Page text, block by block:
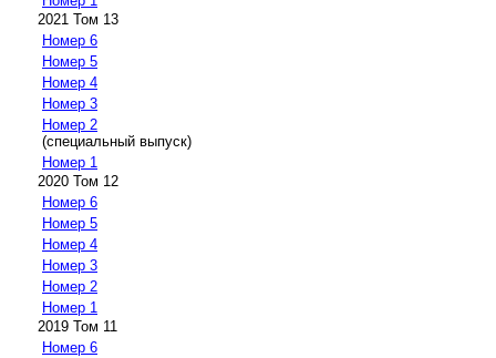
2021 Том 13
Номер 6
Номер 5
Номер 4
Номер 3
Номер 2
(специальный выпуск)
Номер 1
2020 Том 12
Номер 6
Номер 5
Номер 4
Номер 3
Номер 2
Номер 1
2019 Том 11
Номер 6